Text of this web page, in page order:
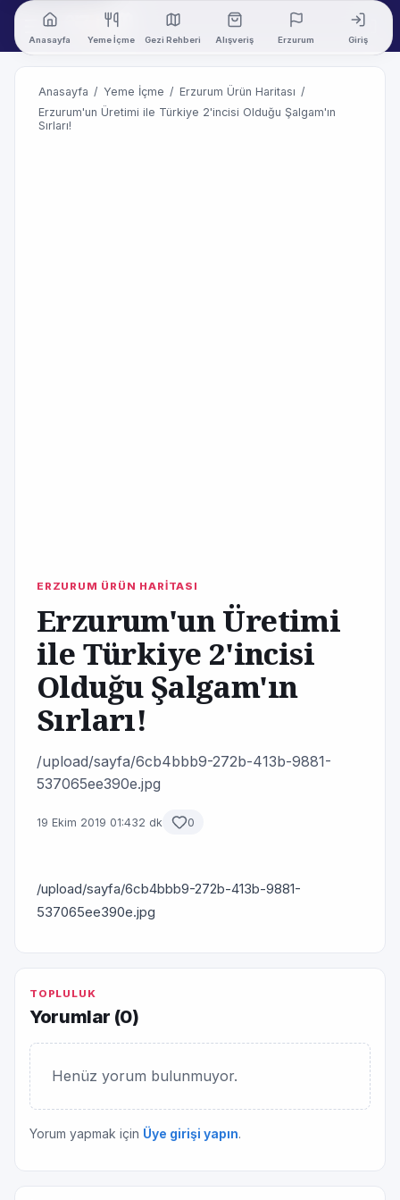
Anasayfa Yeme İçme Gezi Rehberi Alışveriş Erzurum Giriş
Anasayfa / Yeme İçme / Erzurum Ürün Haritası /
Erzurum'un Üretimi ile Türkiye 2'incisi Olduğu Şalgam'ın
Sırları!
ERZURUM ÜRÜN HARİTASI
Erzurum'un Üretimi
ile Türkiye 2'incisi
Olduğu Şalgam'ın
Sırları!
/upload/sayfa/6cb4bbb9-272b-413b-9881-
537065ee390e.jpg
19 Ekim 2019 01:432 dk 0
/upload/sayfa/6cb4bbb9-272b-413b-9881-
537065ee390e.jpg
TOPLULUK
Yorumlar (0)
Henüz yorum bulunmuyor.
Yorum yapmak için Üye girişi yapın.